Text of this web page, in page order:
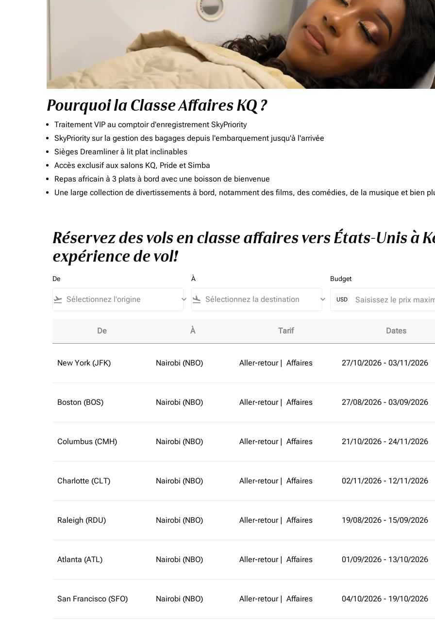
Pourquoi la Classe Affaires KQ ?
Traitement VIP au comptoir d'enregistrement SkyPriority
SkyPriority sur la gestion des bagages depuis l'embarquement jusqu'à l'arrivée
Sièges Dreamliner à lit plat inclinables
Accès exclusif aux salons KQ, Pride et Simba
Repas africain à 3 plats à bord avec une boisson de bienvenue
Une large collection de divertissements à bord, notamment des films, des comédies, de la musique et bien
Réservez des vols en classe affaires vers États-Unis à
expérience de vol!
De
flight_takeoff keyboard_arrow_down
À
flight_land keyboard_arrow_down
Budget
USD
De À Tarif Dates
New York (JFK) Nairobi (NBO) Aller-retour | Affaires 27/10/2026 - 03/11/2026
Boston (BOS) Nairobi (NBO) Aller-retour | Affaires 27/08/2026 - 03/09/2026
Columbus (CMH) Nairobi (NBO) Aller-retour | Affaires 21/10/2026 - 24/11/2026
Charlotte (CLT) Nairobi (NBO) Aller-retour | Affaires 02/11/2026 - 12/11/2026
Raleigh (RDU) Nairobi (NBO) Aller-retour | Affaires 19/08/2026 - 15/09/2026
Atlanta (ATL) Nairobi (NBO) Aller-retour | Affaires 01/09/2026 - 13/10/2026
San Francisco (SFO) Nairobi (NBO) Aller-retour | Affaires 04/10/2026 - 19/10/2026